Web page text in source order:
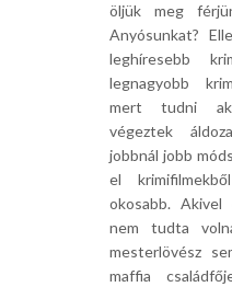
öljük meg
Anyósunkat?
leghíresebb
legnagyobb
mert tudni
végeztek
jobbnál jobb
el
okosabb.
nem tudta
mesterlövész
maffia